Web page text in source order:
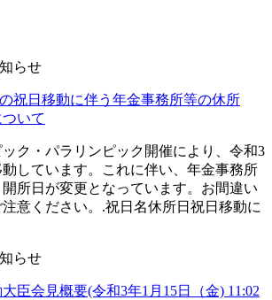
らせ
祝日移動に伴う年金事務所等の休所
いて
ク・パラリンピック開催により、令和3
しています。これに伴い、年金事務所
所日が変更となっています。お間違い
意ください。.祝日名休所日祝日移動に
らせ
臣会見概要(令和3年1月15日（金) 11:02